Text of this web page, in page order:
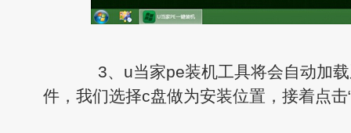
3、u当家pe装机工具将会自动加载
件，我们选择c盘做为安装位置，接着点击